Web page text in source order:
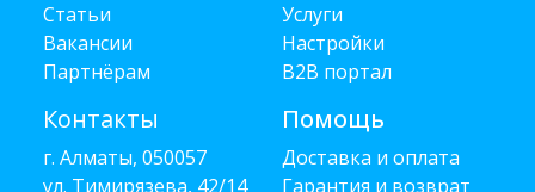
Статьи
Вакансии
Партнёрам
Контакты
г. Алматы, 050057
ул. Тимирязева, 42/14
Услуги
Настройки
B2B портал
Помощь
Доставка и оплата
Гарантия и возврат